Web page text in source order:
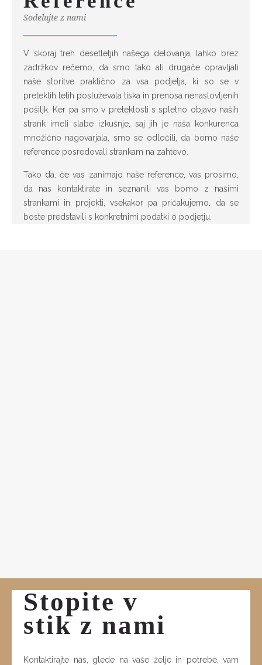
Sodelujte z nami
V skoraj treh desetletjih našega delovanja, lahko brez
zadržkov rečemo, da smo tako ali drugače opravljali
naše storitve praktično za vsa podjetja, ki so se v
preteklih letih posluževala tiska in prenosa nenaslovljenih
pošiljk. Ker pa smo v preteklosti s spletno objavo naših
strank imeli slabe izkušnje, saj jih je naša konkurenca
množično nagovarjala, smo se odločili, da bomo naše
reference posredovali strankam na zahtevo.
Tako da, če vas zanimajo naše reference, vas prosimo,
da nas kontaktirate in seznanili vas bomo z našimi
strankami in projekti, vsekakor pa pričakujemo, da se
boste predstavili s konkretnimi podatki o podjetju.
Stopite v
stik z nami
Kontaktirajte nas, glede na vaše želje in potrebe, vam